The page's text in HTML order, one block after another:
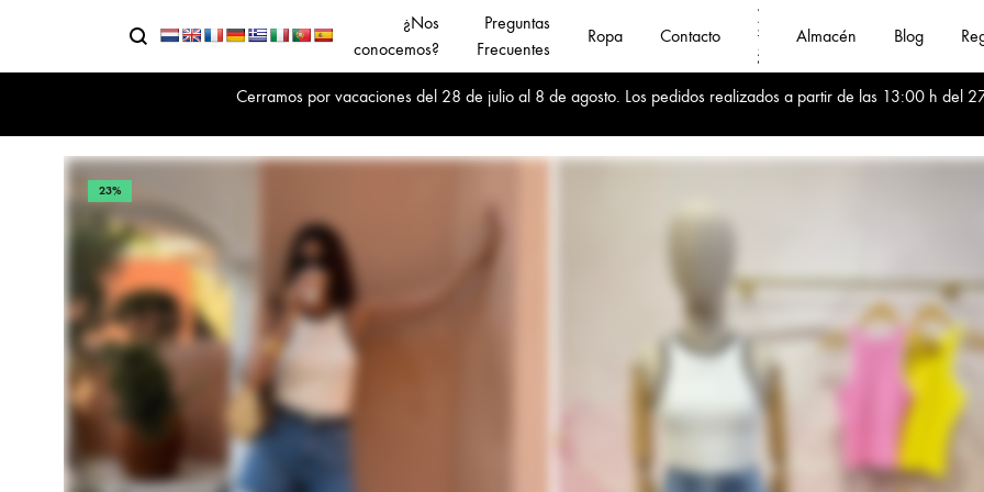
Cerramos por vacaciones del 28 de julio al 8 de agosto. Los pedidos realizados a partir de las 13:00 h del
Menu Buscar
¿Nos
conocemos?
Preguntas
Frecuentes
Ropa Contacto
Fanny
Jin
❤️
Compra
Online
al
de
calidad
mejor
Envíos
Almacén Blog
23%